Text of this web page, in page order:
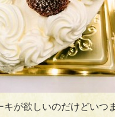
キが欲しいのだけどいつ